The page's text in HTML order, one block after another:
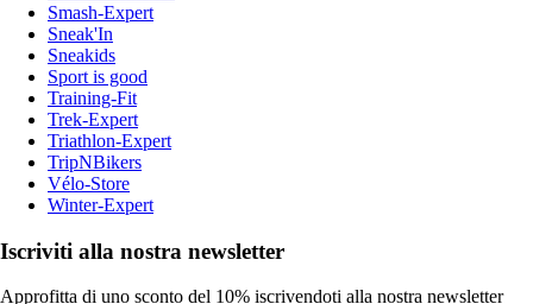
Smash-Expert
Sneak'In
Sneakids
Sport is good
Training-Fit
Trek-Expert
Triathlon-Expert
TripNBikers
Vélo-Store
Winter-Expert
Iscriviti alla nostra newsletter
Approfitta di uno sconto del 10% iscrivendoti alla nostra newsletter